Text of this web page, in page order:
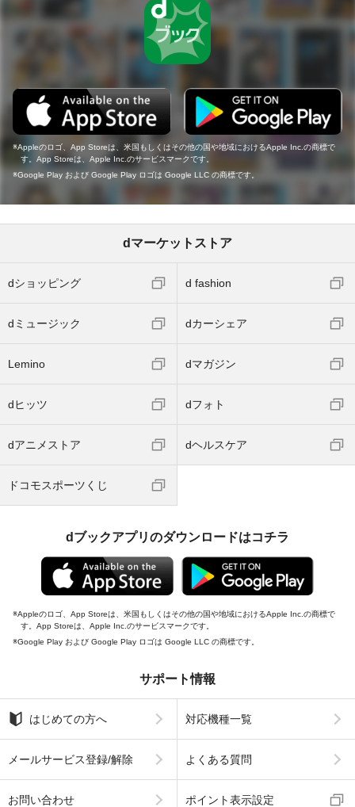
Appleのロゴ、App Storeは、米国もしくはその他の国や地域におけるApple Inc.の商標で
す。App Storeは、Apple Inc.のサービスマークです。
Google Play および Google Play ロゴは Google LLC の商標です。
dマーケットストア
dショッピング d fashion
dミュージック dカーシェア
Lemino dマガジン
dヒッツ dフォト
dアニメストア dヘルスケア
ドコモスポーツくじ
dブックアプリのダウンロードはコチラ
Appleのロゴ、App Storeは、米国もしくはその他の国や地域におけるApple Inc.の商標で
す。App Storeは、Apple Inc.のサービスマークです。
Google Play および Google Play ロゴは Google LLC の商標です。
サポート情報
はじめての方へ 対応機種一覧
メールサービス登録/解除 よくある質問
お問い合わせ ポイント表示設定